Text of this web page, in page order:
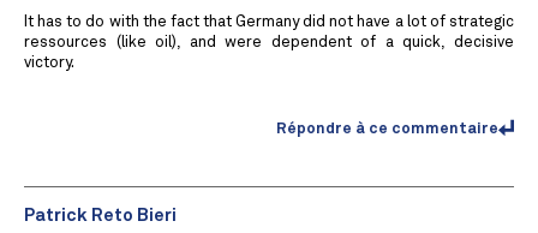
It has to do with the fact that Germany did not have a lot of strategic
ressources (like oil), and were dependent of a quick, decisive
victory.
Répondre à ce commentaire
Patrick Reto Bieri